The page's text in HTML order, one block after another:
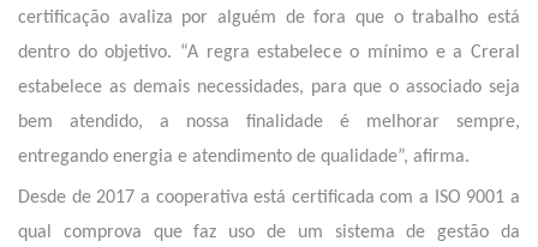
certificação avaliza por alguém de fora que o trabalho está
dentro do objetivo. “A regra estabelece o mínimo e a Creral
estabelece as demais necessidades, para que o associado seja
bem atendido, a nossa finalidade é melhorar sempre,
entregando energia e atendimento de qualidade”, afirma.
Desde de 2017 a cooperativa está certificada com a ISO 9001 a
qual comprova que faz uso de um sistema de gestão da